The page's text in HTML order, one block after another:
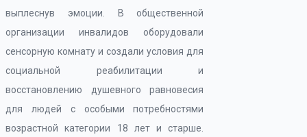
выплеснув эмоции. В общественной
организации инвалидов оборудовали
сенсорную комнату и создали условия для
социальной реабилитации и
восстановлению душевного равновесия
для людей с особыми потребностями
возрастной категории 18 лет и старше.